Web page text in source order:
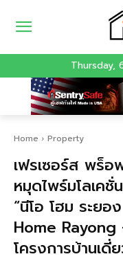
Thursday,
Home Property
เฟรเซอร์ส พร็อ
หมุดไพร์มโลเคชั่
“นีโอ โฮม ระย
Home
โครงการบ้านเ